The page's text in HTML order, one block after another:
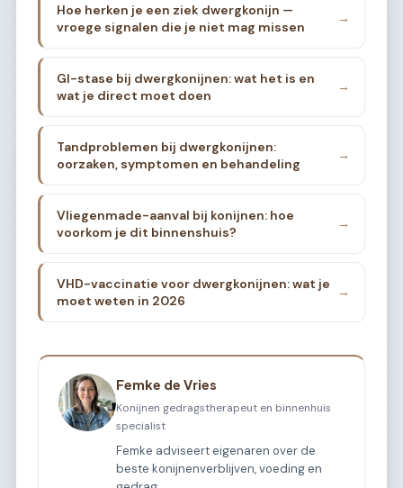
Hoe herken je een ziek dwergkonijn —
vroege signalen die je niet mag missen
→
GI-stase bij dwergkonijnen: wat het is en
wat je direct moet doen
→
Tandproblemen bij dwergkonijnen:
oorzaken, symptomen en behandeling
→
Vliegenmade-aanval bij konijnen: hoe
voorkom je dit binnenshuis?
→
VHD-vaccinatie voor dwergkonijnen: wat je
moet weten in 2026
→
Femke de Vries
Konijnen gedragstherapeut en binnenhuis
specialist
Femke adviseert eigenaren over de
beste konijnenverblijven, voeding en